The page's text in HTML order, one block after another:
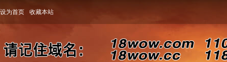
设为首页 收藏本站